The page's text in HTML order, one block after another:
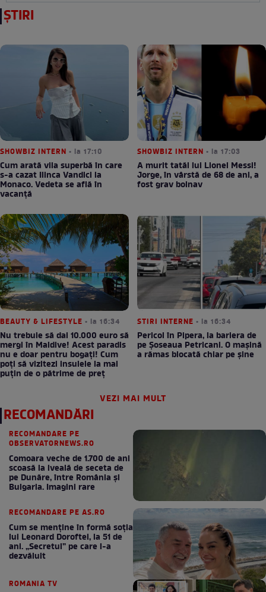
ȘTIRI
SHOWBIZ INTERN • la 17:10
Cum arată vila superbă în care
s-a cazat Ilinca Vandici la
Monaco. Vedeta se află în
vacanță
SHOWBIZ INTERN • la 17:03
A murit tatăl lui Lionel Messi!
Jorge, în vârstă de 68 de ani, a
fost grav bolnav
BEAUTY & LIFESTYLE • la 16:34
Nu trebuie să dai 10.000 euro să
mergi în Maldive! Acest paradis
nu e doar pentru bogați! Cum
poți să vizitezi insulele la mai
puțin de o pătrime de preț
STIRI INTERNE • la 16:34
Pericol în Pipera, la bariera de
pe Șoseaua Petricani. O mașină
a rămas blocată chiar pe șine
VEZI MAI MULT
RECOMANDĂRI
RECOMANDARE PE
OBSERVATORNEWS.RO
Comoara veche de 1.700 de ani
scoasă la iveală de seceta de
pe Dunăre, între România şi
Bulgaria. Imagini rare
RECOMANDARE PE AS.RO
Cum se menţine în formă soţia
lui Leonard Doroftei, la 51 de
ani. „Secretul” pe care l-a
dezvăluit
ROMANIA TV